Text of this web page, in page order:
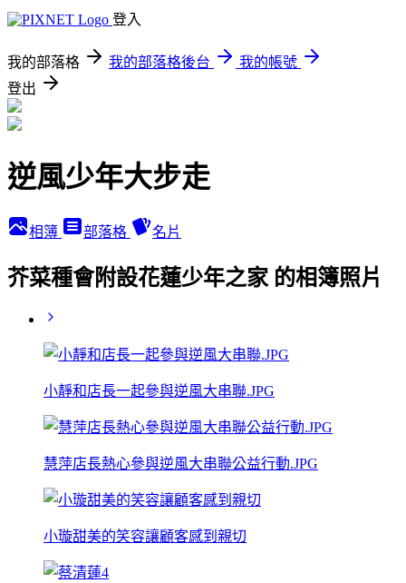
登入
我的部落格 我的部落格後台
我的帳號
登出
逆風少年大步走
相簿 部落格 名片
芥菜種會附設花蓮少年之家 的相簿照片
小靜和店長一起參與逆風大串聯.JPG
慧萍店長熱心參與逆風大串聯公益行動.JPG
小璇甜美的笑容讓顧客感到親切